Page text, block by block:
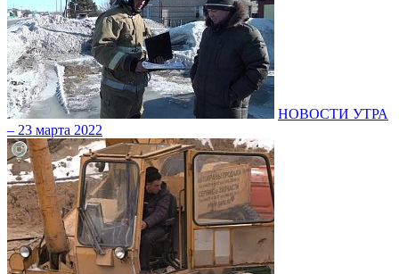
НОВОСТИ УТРА
– 23 марта 2022